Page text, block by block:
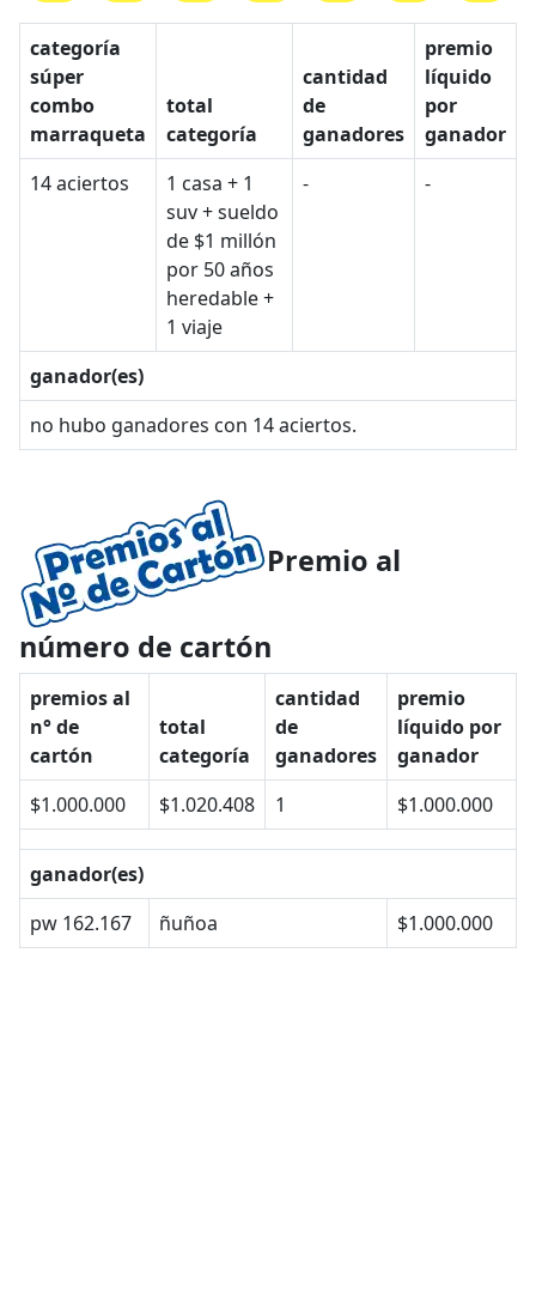
categoría
súper
combo
marraqueta
total
categoría
cantidad
de
ganadores
premio
líquido
por
ganador
14 aciertos
1 casa + 1
suv + sueldo
de $1 millón
por 50 años
heredable +
1 viaje
- -
ganador(es)
no hubo ganadores con 14 aciertos.
Premio al
número de cartón
premios al
n° de
cartón
total
categoría
cantidad
de
ganadores
premio
líquido por
ganador
$1.000.000
$1.020.408 1 $1.000.000
ganador(es)
pw 162.167
ñuñoa $1.000.000